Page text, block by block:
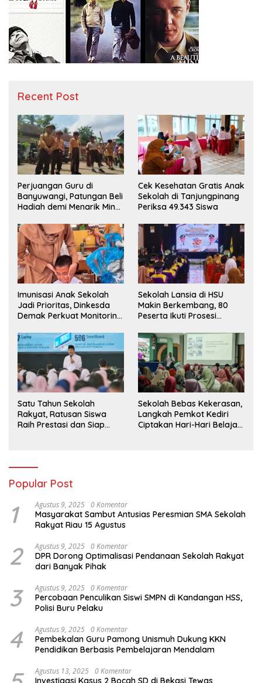
Recent Post
Perjuangan Guru di
Banyuwangi, Patungan Beli
Hadiah demi Menarik Minat
Cek Kesehatan Gratis Anak
Sekolah di Tanjungpinang
Periksa 49.343 Siswa
Imunisasi Anak Sekolah
Jadi Prioritas, Dinkesda
Demak Perkuat Monitoring
Sekolah Lansia di HSU
Makin Berkembang, 80
Peserta Ikuti Prosesi
Satu Tahun Sekolah
Rakyat, Ratusan Siswa
Raih Prestasi dan Siap
Sekolah Bebas Kekerasan,
Langkah Pemkot Kediri
Ciptakan Hari-Hari Belajar
Popular Post
1 Agustus 9, 2025 0 Komentar
Masyarakat Sambut Antusias Peresmian SMA Sekolah
Rakyat Riau 15 Agustus
2 Agustus 9, 2025 0 Komentar
DPR Dorong Optimalisasi Pendanaan Sekolah Rakyat
dari Banyak Pihak
3 Agustus 9, 2025 0 Komentar
Percobaan Penculikan Siswi SMPN di Kandangan HSS,
Polisi Buru Pelaku
4 Agustus 9, 2025 0 Komentar
Pembekalan Guru Pamong Unismuh Dukung KKN
Pendidikan Berbasis Pembelajaran Mendalam
Agustus 13, 2025 0 Komentar
Investigasi Kasus 2 Bocah SD di Bekasi Tewas